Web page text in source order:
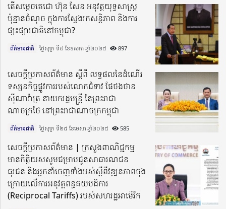
តើសម្ដេចតេជោ ហ៊ុន សែន អនុវត្ដយុទ្ធសាស្រ្ដ
ប៉ុន្មានចំណុច ក្នុងការស្វែងរកសន្ដិភាព និងការ
ផ្សះផ្សារជាតិនៅកម្ពុជា?
ព័ត៌មានជាតិ ថ្ងៃសុក្រ ទី៩ ខែឧសភា ឆ្នាំ២០២៥​ 897
សេចក្តីប្រកាសព័ត៌មាន ស្តីពី លទ្ធផលនៃដំណើរ
ទស្សនកិច្ចផ្លូវការរបស់លោកជំទាវ ផែថងថាន
ស៊ីណាវ៉ាត្រ នាយករដ្ឋមន្ត្រី នៃព្រះរាជា
ណាចក្រថៃ នៅព្រះរាជាណាចក្រកម្ពុជា
ព័ត៌មានជាតិ ថ្ងៃសុក្រ ទី២៥ ខែមេសា ឆ្នាំ២០២៥​ 585
សេចក្តីប្រកាសព័ត៌មាន | ក្រសួងពាណិជ្ជកម្ម
មានកិត្តិយសសូមជម្រាបជូនសាធារណជន
ធុរជន និងអ្នកនាំចេញទាំងអស់ស្ដីពីវឌ្ឍនភាពចុង
ក្រោយលើការអនុវត្តពន្ធគយបដិការ
(Reciprocal Tariffs) របស់សហរដ្ឋអាម៉េរិក